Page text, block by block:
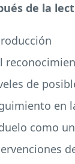
de la
de
en
como